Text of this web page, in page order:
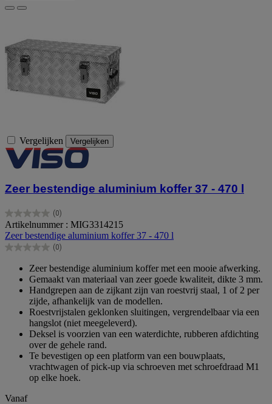
Vergelijken Vergelijken
Zeer bestendige aluminium koffer 37 - 470 l
(0)
0.0
van
de
5
Artikelnummer : MIG3314215
Zeer bestendige aluminium koffer 37 - 470 l
(0)
0.0
sterren.
Zeer bestendige aluminium koffer met een mooie afwerking.
Gemaakt van materiaal van zeer goede kwaliteit, dikte 3 mm.
Handgrepen aan de zijkant zijn van roestvrij staal, 1 of 2 per
zijde, afhankelijk van de modellen.
Roestvrijstalen geklonken sluitingen, vergrendelbaar via een
hangslot (niet meegeleverd).
Deksel is voorzien van een waterdichte, rubberen afdichting
over de gehele rand.
Te bevestigen op een platform van een bouwplaats,
vrachtwagen of pick-up via schroeven met schroefdraad M1
op elke hoek.
Vanaf